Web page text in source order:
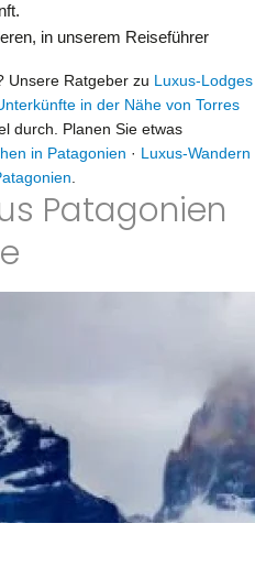
in unserem Reiseführer
Unsere Ratgeber zu Luxus-Lodges
in der Nähe von Torres
durch. Planen Sie etwas
in Patagonien · Luxus-Wandern
Patagonien